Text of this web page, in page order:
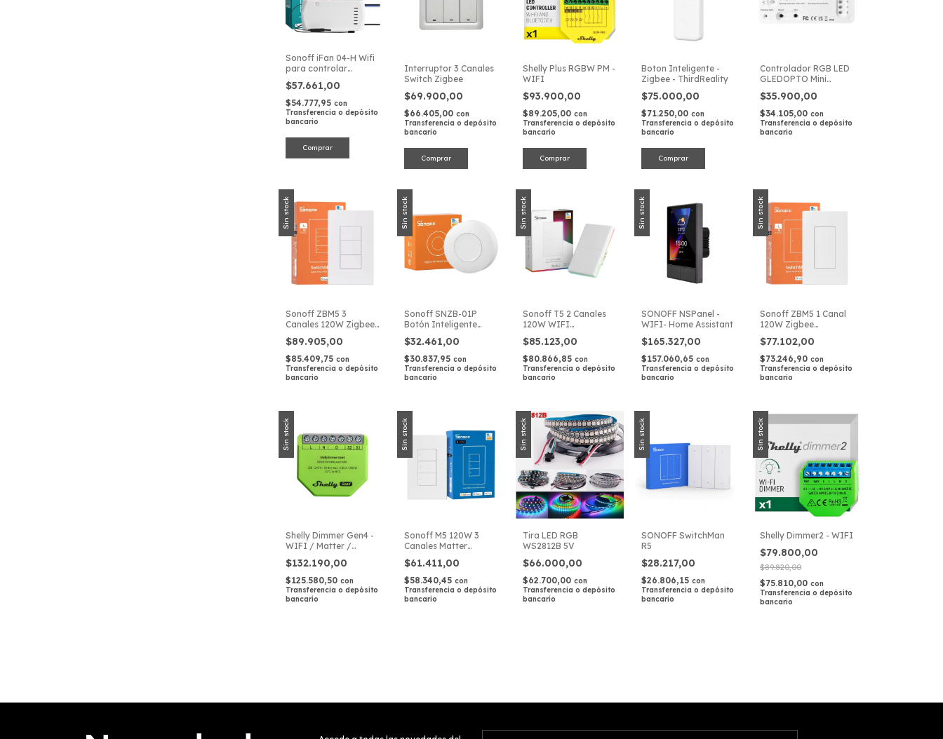
Sonoff iFan 04-H Wifi
para controlar
$57.661,00
$54.777,95 con
Transferencia o depósito
bancario
Interruptor 3 Canales
Switch Zigbee
$69.900,00
$66.405,00 con
Transferencia o depósito
bancario
Shelly Plus RGBW PM -
WIFI
$93.900,00
$89.205,00 con
Transferencia o depósito
bancario
Boton Inteligente -
Zigbee - ThirdReality
$75.000,00
$71.250,00 con
Transferencia o depósito
bancario
Controlador RGB LED
GLEDOPTO Mini
Zigbee Home
Assistant Tuya Alexa
$35.900,00
$34.105,00 con
Transferencia o depósito
bancario
Sin stock
Sonoff ZBM5 3
Canales 120W Zigbee
Interruptor Pared
$89.905,00
$85.409,75 con
Transferencia o depósito
bancario
Sin stock
Sonoff SNZB-01P
Botón Inteligente
Zigbee
$32.461,00
$30.837,95 con
Transferencia o depósito
bancario
Sin stock
Sonoff T5 2 Canales
120W WIFI
Interruptor Pared
$85.123,00
$80.866,85 con
Transferencia o depósito
bancario
Sin stock
SONOFF NSPanel -
WIFI- Home Assistant
$165.327,00
$157.060,65 con
Transferencia o depósito
bancario
Sin stock
Sonoff ZBM5 1 Canal
120W Zigbee
Interruptor Pared
$77.102,00
$73.246,90 con
Transferencia o depósito
bancario
Sin stock
Shelly Dimmer Gen4 -
WIFI / Matter /
Zigbee
$132.190,00
$125.580,50 con
Transferencia o depósito
bancario
Sin stock
Sonoff M5 120W 3
Canales Matter
Interruptor Pared
$61.411,00
$58.340,45 con
Transferencia o depósito
bancario
Sin stock
Tira LED RGB
WS2812B 5V
$66.000,00
$62.700,00 con
Transferencia o depósito
bancario
Sin stock
SONOFF SwitchMan
R5
$28.217,00
$26.806,15 con
Transferencia o depósito
bancario
Sin stock
Shelly Dimmer2 - WIFI
$79.800,00
$89.820,00
$75.810,00 con
Transferencia o depósito
bancario